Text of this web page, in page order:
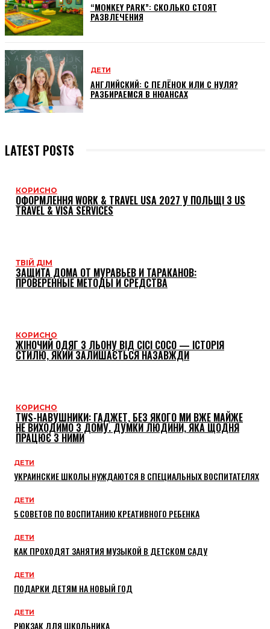
“MONKEY PARK”: СКОЛЬКО СТОЯТ
РАЗВЛЕЧЕНИЯ
ДЕТИ
АНГЛИЙСКИЙ: С ПЕЛЁНОК ИЛИ С НУЛЯ?
РАЗБИРАЕМСЯ В НЮАНСАХ
LATEST POSTS
КОРИСНО
ОФОРМЛЕННЯ WORK & TRAVEL USA 2027 У ПОЛЬЩІ З US
TRAVEL & VISA SERVICES
ТВІЙ ДІМ
ЗАЩИТА ДОМА ОТ МУРАВЬЕВ И ТАРАКАНОВ:
ПРОВЕРЕННЫЕ МЕТОДЫ И СРЕДСТВА
КОРИСНО
ЖІНОЧИЙ ОДЯГ З ЛЬОНУ ВІД CICI COCO — ІСТОРІЯ
СТИЛЮ, ЯКИЙ ЗАЛИШАЄТЬСЯ НАЗАВЖДИ
КОРИСНО
TWS-НАВУШНИКИ: ГАДЖЕТ, БЕЗ ЯКОГО МИ ВЖЕ МАЙЖЕ
НЕ ВИХОДИМО З ДОМУ. ДУМКИ ЛЮДИНИ, ЯКА ЩОДНЯ
ПРАЦЮЄ З НИМИ
ДЕТИ
УКРАИНСКИЕ ШКОЛЫ НУЖДАЮТСЯ В СПЕЦИАЛЬНЫХ ВОСПИТАТЕЛЯХ
ДЕТИ
5 СОВЕТОВ ПО ВОСПИТАНИЮ КРЕАТИВНОГО РЕБЕНКА
ДЕТИ
КАК ПРОХОДЯТ ЗАНЯТИЯ МУЗЫКОЙ В ДЕТСКОМ САДУ
ДЕТИ
ПОДАРКИ ДЕТЯМ НА НОВЫЙ ГОД
ДЕТИ
РЮКЗАК ДЛЯ ШКОЛЬНИКА